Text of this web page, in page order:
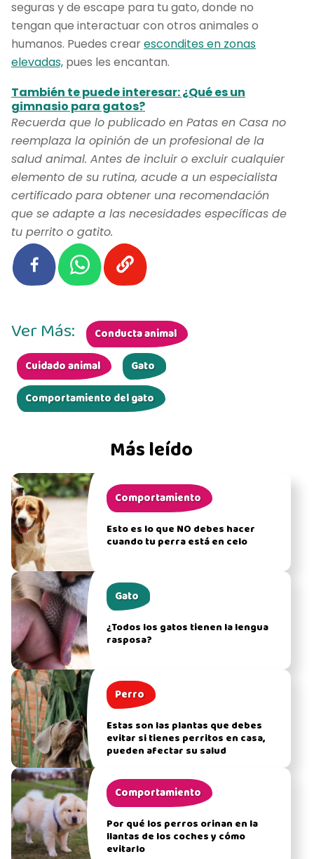
seguras y de escape para tu gato, donde no
tengan que interactuar con otros animales o
humanos. Puedes crearescondites en zonas
elevadas, pues les encantan.
También te puede interesar: ¿Qué es un
gimnasio para gatos?
Recuerda que lo publicado en Patas en Casa no
reemplaza la opinión de un profesional de la
salud animal. Antes de incluir o excluir cualquier
elemento de su rutina, acude a un especialista
certificado para obtener una recomendación
que se adapte a las necesidades específicas de
tu perrito o gatito.
Más leído
Comportamiento
Esto es lo que NO debes hacer
cuando tu perra está en celo
Gato
¿Todos los gatos tienen la lengua
rasposa?
Perro
Estas son las plantas que debes
evitar si tienes perritos en casa,
pueden afectar su salud
Comportamiento
Por qué los perros orinan en la
llantas de los coches y cómo
evitarlo
Ver Más:
Conducta animal
Cuidado animal
Gato
Comportamiento del gato